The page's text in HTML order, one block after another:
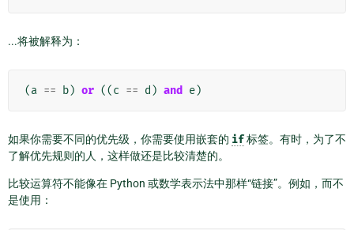
...将被解释为：
(a == b) or ((c == d ) and e)
如果你需要不同的优先级，你需要使用嵌套的 if标签。有时，为了不
了解优先规则的人，这样做还是比较清楚的。
比较运算符不能像在 Python 或数学表示法中那样“链接”。例如，而不
是使用：